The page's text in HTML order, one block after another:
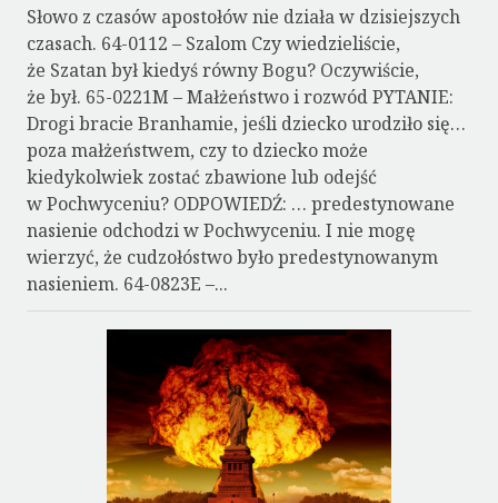
Słowo z czasów apostołów nie działa w dzisiejszych
czasach. 64-0112 – Szalom Czy wiedzieliście,
że Szatan był kiedyś równy Bogu? Oczywiście,
że był. 65-0221M – Małżeństwo i rozwód PYTANIE:
Drogi bracie Branhamie, jeśli dziecko urodziło się…
poza małżeństwem, czy to dziecko może
kiedykolwiek zostać zbawione lub odejść
w Pochwyceniu? ODPOWIEDŹ: … predestynowane
nasienie odchodzi w Pochwyceniu. I nie mogę
wierzyć, że cudzołóstwo było predestynowanym
nasieniem. 64-0823E –...